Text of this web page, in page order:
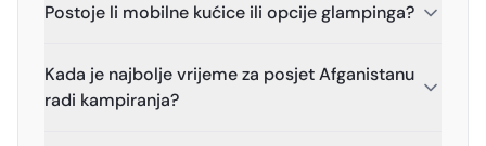
Postoje li mobilne kućice ili opcije glampinga?
Kada je najbolje vrijeme za posjet Afganistanu
radi kampiranja?